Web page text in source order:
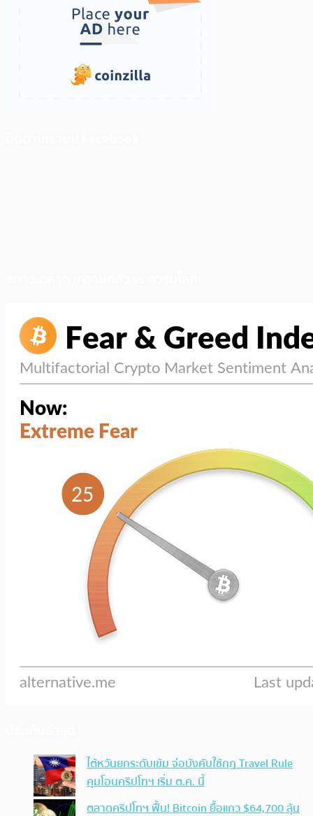
ไต้หวันยกระดับเข้ม จ่อบังคับใช้กฏ Travel Rule
คุมโอนคริปโทฯ เริ่ม ต.ค. นี้
ตลาดคริปโทฯ ฟื้น! Bitcoin ยื้อแถว $64,700 ลุ้น